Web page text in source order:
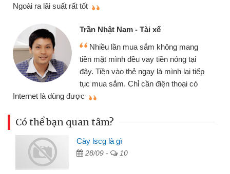
Ngoài ra lãi suất rất tốt
Trần Nhật Nam - Tài xế
Nhiều lần mua sắm không mang
tiền mặt mình đều vay tiền nóng tại
đây. Tiền vào thẻ ngay là mình lại tiếp
tục mua sắm. Chỉ cần điện thoại có
Internet là dùng được
Có thể bạn quan tâm?
Cày lscg là gì
28/09 - 10